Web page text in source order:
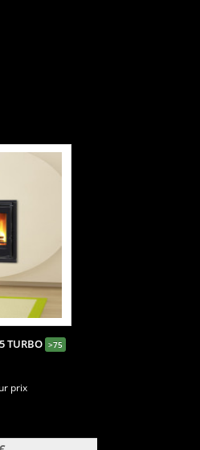
TURBO >75
prix